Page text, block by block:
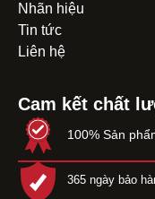
Nhãn hiệu
Tin tức
Liên hệ
Cam kết chất
100% Sản
365 ngày bảo